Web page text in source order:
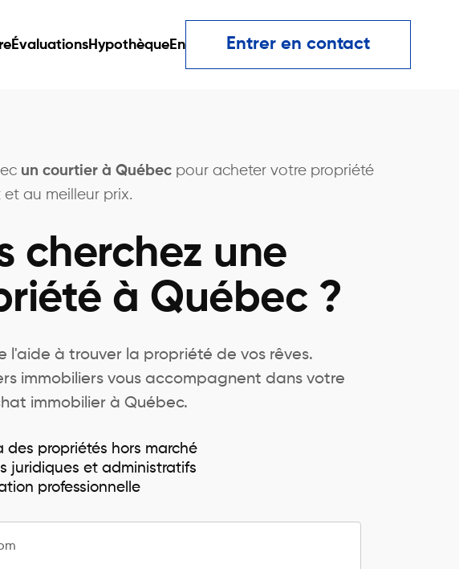
ÉvaluationsHypothèqueEn Entrer en contact
un courtier à Québec pour acheter votre propriété
au meilleur prix.
cherchez une
à Québec ?
l'aide à trouver la propriété de vos rêves.
immobiliers vous accompagnent dans votre
immobilier à Québec.
des propriétés hors marché
juridiques et administratifs
professionnelle